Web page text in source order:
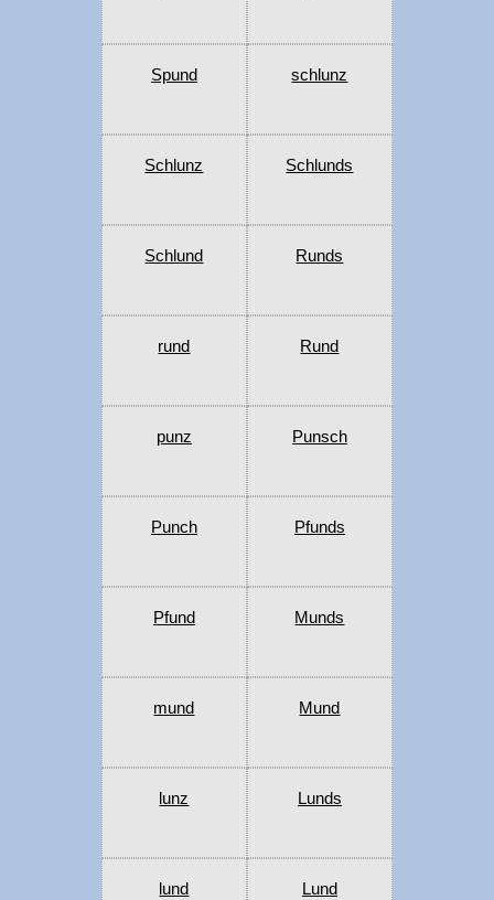
Spund schlunz
Schlunz Schlunds
Schlund Runds
rund Rund
punz Punsch
Punch Pfunds
Pfund Munds
mund Mund
lunz Lunds
lund Lund